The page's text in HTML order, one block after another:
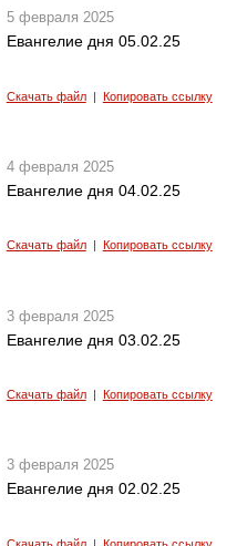
5 февраля 2025
Евангелие дня 05.02.25
Скачать файл| Копировать ссылку
4 февраля 2025
Евангелие дня 04.02.25
Скачать файл| Копировать ссылку
3 февраля 2025
Евангелие дня 03.02.25
Скачать файл| Копировать ссылку
3 февраля 2025
Евангелие дня 02.02.25
Скачать файл| Копировать ссылку